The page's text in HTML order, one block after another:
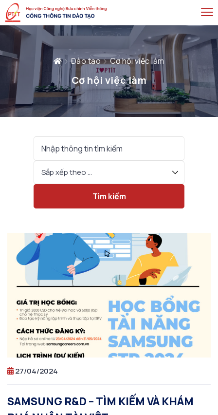
Đào tạo Cơ hội việc làm
Cơ hội việc làm
27/04/2024
SAMSUNG R&D – TÌM KIẾM VÀ KHÁM